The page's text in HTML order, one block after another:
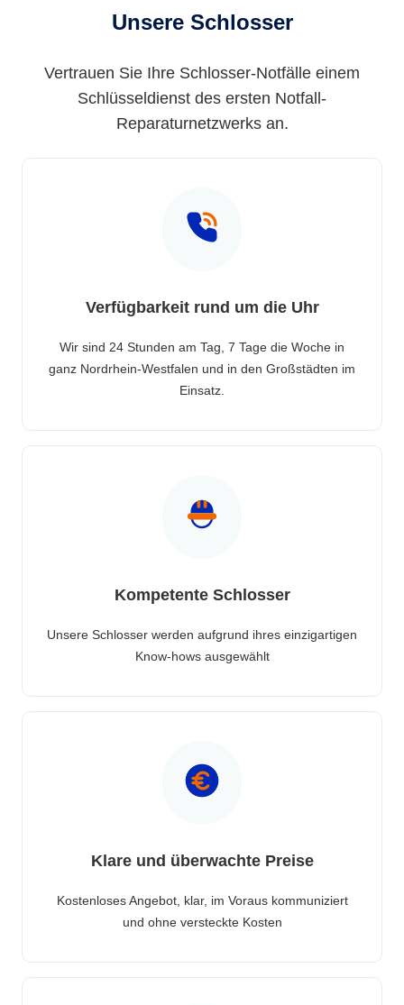
Unsere Schlosser
Vertrauen Sie Ihre Schlosser-Notfälle einem
Schlüsseldienst des ersten Notfall-
Reparaturnetzwerks an.
Verfügbarkeit rund um die Uhr
Wir sind 24 Stunden am Tag, 7 Tage die Woche in
ganz Nordrhein-Westfalen und in den Großstädten im
Einsatz.
Kompetente Schlosser
Unsere Schlosser werden aufgrund ihres einzigartigen
Know-hows ausgewählt
Klare und überwachte Preise
Kostenloses Angebot, klar, im Voraus kommuniziert
und ohne versteckte Kosten